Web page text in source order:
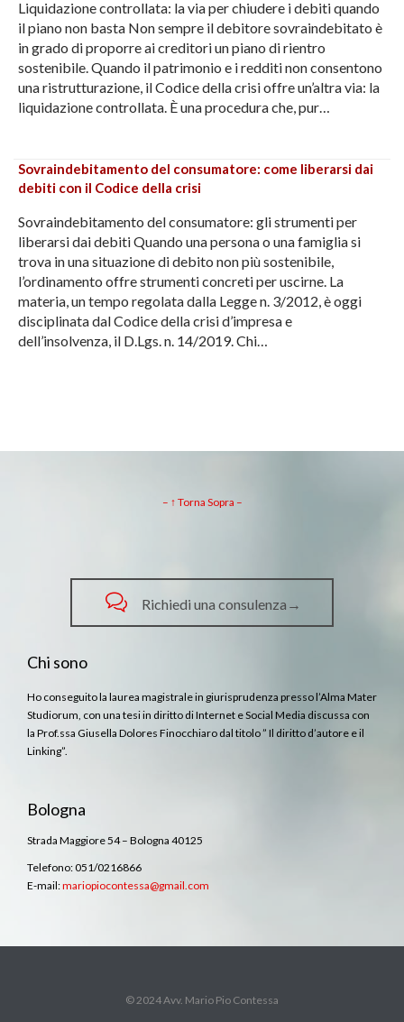
Liquidazione controllata: la via per chiudere i debiti quando
il piano non basta Non sempre il debitore sovraindebitato è
in grado di proporre ai creditori un piano di rientro
sostenibile. Quando il patrimonio e i redditi non consentono
una ristrutturazione, il Codice della crisi offre un’altra via: la
liquidazione controllata. È una procedura che, pur…
Sovraindebitamento del consumatore: come liberarsi dai
debiti con il Codice della crisi
Sovraindebitamento del consumatore: gli strumenti per
liberarsi dai debiti Quando una persona o una famiglia si
trova in una situazione di debito non più sostenibile,
l’ordinamento offre strumenti concreti per uscirne. La
materia, un tempo regolata dalla Legge n. 3/2012, è oggi
disciplinata dal Codice della crisi d’impresa e
dell’insolvenza, il D.Lgs. n. 14/2019. Chi…
– ↑ Torna Sopra –
 Richiedi una consulenza→
Chi sono
Ho conseguito la laurea magistrale in giurisprudenza presso l’Alma Mater
Studiorum, con una tesi in diritto di Internet e Social Media discussa con
la Prof.ssa Giusella Dolores Finocchiaro dal titolo ” Il diritto d’autore e il
Linking”.
Bologna
Strada Maggiore 54 – Bologna 40125
Telefono: 051/0216866
E-mail:mariopiocontessa@gmail.com
© 2024 Avv. Mario Pio Contessa